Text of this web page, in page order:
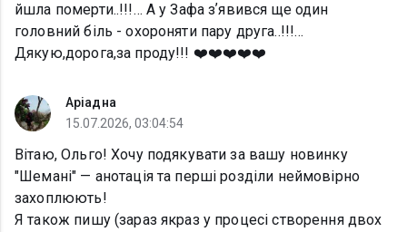
йшла померти..!!!… А у Зафа зʼявився ще один
головний біль - охороняти пару друга..!!!…
Дякую,дорога,за проду!!! ❤️❤️❤️❤️❤️
Аріадна
15.07.2026, 03:04:54
Вітаю, Ольго! Хочу подякувати за вашу новинку
"Шемані" — анотація та перші розділи неймовірно
захоплюють!
​Я також пишу (зараз якраз у процесі створення двох